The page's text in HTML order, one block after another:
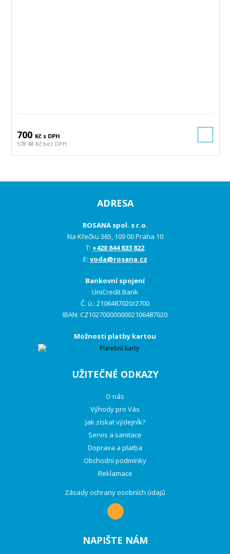
700 Kč s DPH
578.48 Kč bez DPH
ADRESA
ROSANA spol. s r.o.
Na Křečku 365, 109 00 Praha 10
T: +420 844 833 822
E: voda@rosana.cz
Bankovní spojení
UniCredit Bank
Č. ú.: 2106487020/2700
IBAN: CZ1027000000002106487020
Možnosti platby kartou
UŽITEČNÉ ODKAZY
O nás
Výhody pro Vás
Jak získat výdejník?
Servis a sanitace
Doprava a platba
Obchodní podmínky
Reklamace
Zásady ochrany osobních údajů
NAPIŠTE NÁM